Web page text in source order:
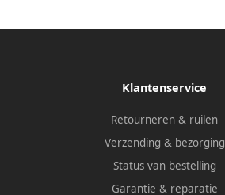
Klantenservice
Retourneren & ruilen
Verzending & bezorging
Status van bestelling
Garantie & reparatie